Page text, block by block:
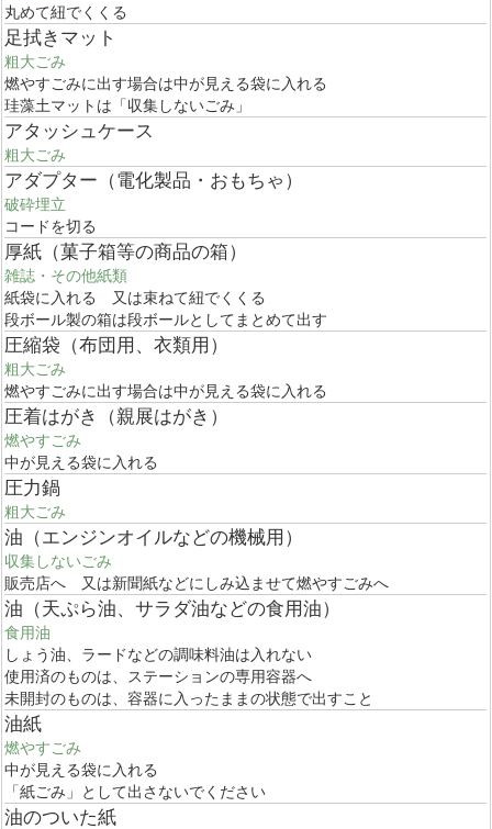
丸めて紐でくくる
足拭きマット
粗大ごみ
燃やすごみに出す場合は中が見える袋に入れる
珪藻土マットは「収集しないごみ」
アタッシュケース
粗大ごみ
アダプター（電化製品・おもちゃ）
破砕埋立
コードを切る
厚紙（菓子箱等の商品の箱）
雑誌・その他紙類
紙袋に入れる 又は束ねて紐でくくる
段ボール製の箱は段ボールとしてまとめて出す
圧縮袋（布団用、衣類用）
粗大ごみ
燃やすごみに出す場合は中が見える袋に入れる
圧着はがき（親展はがき）
燃やすごみ
中が見える袋に入れる
圧力鍋
粗大ごみ
油（エンジンオイルなどの機械用）
収集しないごみ
販売店へ 又は新聞紙などにしみ込ませて燃やすごみへ
油（天ぷら油、サラダ油などの食用油）
食用油
しょう油、ラードなどの調味料油は入れない
使用済のものは、ステーションの専用容器へ
未開封のものは、容器に入ったままの状態で出すこと
油紙
燃やすごみ
中が見える袋に入れる
「紙ごみ」として出さないでください
油のついた紙